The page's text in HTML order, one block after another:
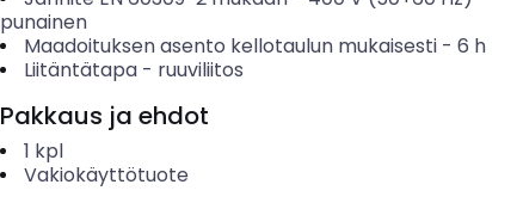
punainen
Maadoituksen asento kellotaulun mukaisesti- 6 h
Liitäntätapa- ruuviliitos
Pakkaus ja ehdot
1 kpl
Vakiokäyttötuote